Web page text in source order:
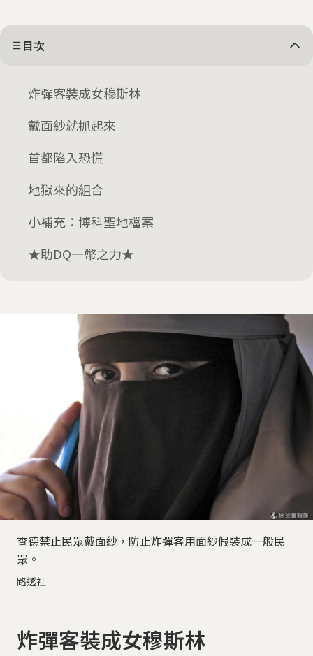
目次
炸彈客裝成女穆斯林
戴面紗就抓起來
首都陷入恐慌
地獄來的組合
小補充：博科聖地檔案
★助DQ一幣之力★
查德禁止民眾戴面紗，防止炸彈客用面紗假裝成一般民
眾。
路透社
炸彈客裝成女穆斯林